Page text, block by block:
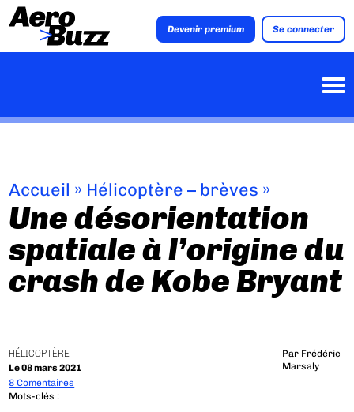
Devenir premium Se connecter
Accueil » Hélicoptère – brèves »
Une désorientation
spatiale à l’origine du
crash de Kobe Bryant
HÉLICOPTÈRE
Le 08 mars 2021
Par Frédéric
Marsaly
8 Comentaires
Mots-clés :